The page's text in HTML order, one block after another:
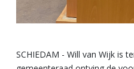
SCHIEDAM - Will van Wijk is